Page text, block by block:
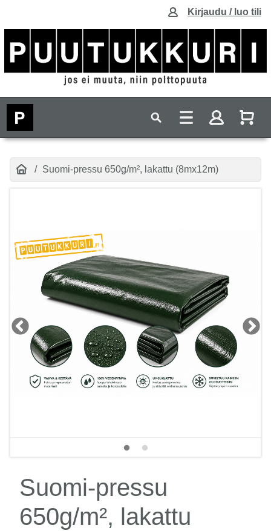
Kirjaudu / luo tili
Suomi-pressu 650g/m², lakattu (8mx12m)
Suomi-pressu
650g/m², lakattu